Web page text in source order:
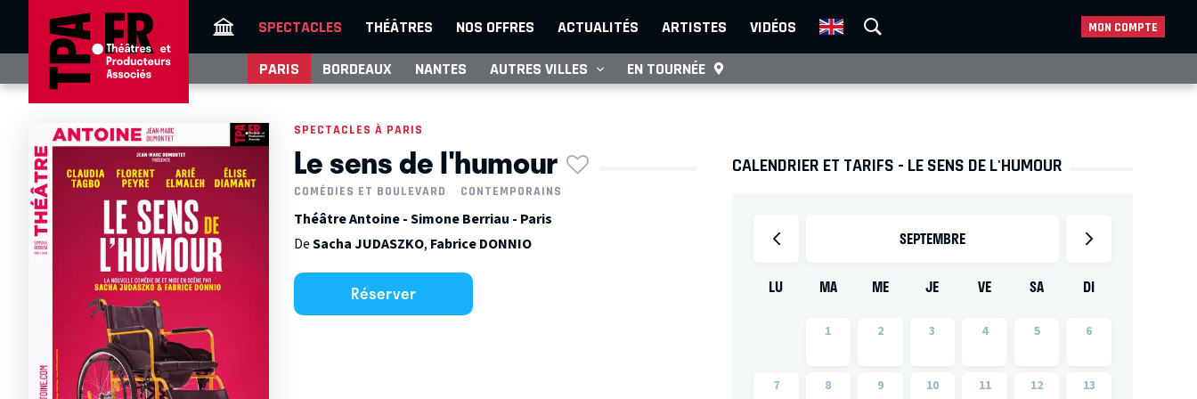
SPECTACLES THÉÂTRES NOS OFFRES ACTUALITÉS ARTISTES VIDÉOS MON COMPTE
PARIS BORDEAUX NANTES AUTRES VILLES EN TOURNÉE
SPECTACLES À PARIS
Le sens de l'humour
COMÉDIES ET BOULEVARD CONTEMPORAINS
Théâtre Antoine - Simone Berriau - Paris
DeSacha JUDASZKO, Fabrice DONNIO
Réserver
CALENDRIER ET TARIFS - LE SENS DE L'HUMOUR
SEPTEMBRE
LU MA ME JE VE SA DI
1 2 3 4 5 6
7 8 9 10 11 12 13